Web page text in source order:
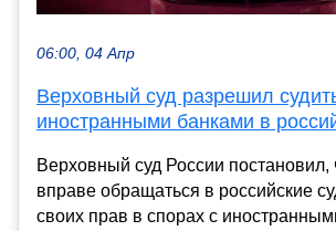
06:00, 04 Апр
Верховный суд разрешил
иностранными банками в
Верховный суд России постановил,
вправе обращаться в российские
своих прав в спорах с